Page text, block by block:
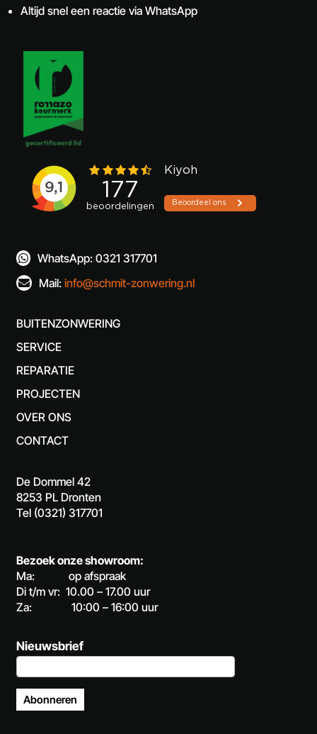
Altijd snel een reactie via WhatsApp
 WhatsApp: 0321 317701
 Mail:info@schmit-zonwering.nl
BUITENZONWERING
SERVICE
REPARATIE
PROJECTEN
OVER ONS
CONTACT
De Dommel 42
8253 PL Dronten
Tel (0321) 317701
Bezoek onze showroom:
Ma: op afspraak
Di t/m vr: 10.00 – 17.00 uur
Za: 10:00 – 16:00 uur
Nieuwsbrief
Abonneren